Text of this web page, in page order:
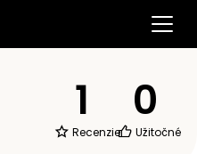
1
Recenzie
0
Užitočné